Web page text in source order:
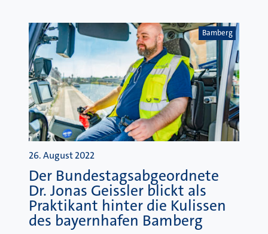
Bamberg
26. August 2022
Der Bundestagsabgeordnete
Dr. Jonas Geissler blickt als
Praktikant hinter die Kulissen
des bayernhafen Bamberg